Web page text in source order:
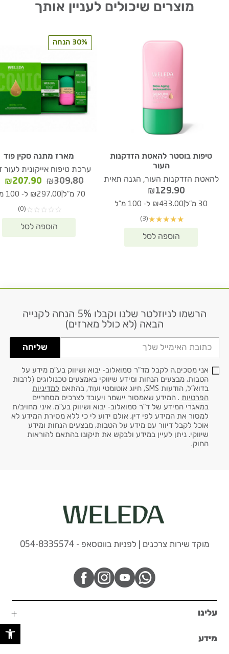
מוצרים שיכולים לעניין אותך
טיפות בוסטר להאטת הזדקנות
העור
להאטת הזדקנות העור, הגנה תאית
₪129.90
30 מ"ל ₪433.00 ל- 100 מ"ל
★
★
★
★
★
(3)
30% הנחה
מארז מתנה סקין פוד
ערכת טיפוח אייקונית לעור
₪309.80
המחיר
המקורי
₪309.80.
₪207.90
70 מ"ל ₪297.00 ל- 100 מ"ל
☆
☆
☆
☆
☆
(0)
הרשמו לניוזלטר שלנו וקבלו 5% הנחה לקנייה
הבאה (לא כולל מארזים)
דוא׳׳ל
שליחה
אני מסכים.ה לקבל מד"ר סמואלוב- יבוא ושיווק בע"מ מידע על
הטבות, מבצעים הנחות ומידע שיווקי באמצעים טכנולוגים (לרבות
בדוא"ל, הודעות SMS, חיוג אוטומטי ועוד, בהתאם
למדיניות
הפרטיות . המידע שאמסור יישמר ויעובד לצרכים מסחריים
במאגרי המידע של ד"ר סמואלוב- יבוא ושיווק בע"מ. איני מחויב/ת
למסור את המידע לפי דין, אולם ידוע לי כי ללא מסירת המידע לא
אוכל לקבל דיוור עם מידע על הטבות, מבצעים הנחות ומידע
שיווקי. ניתן לעיין במידע ולבקש את תיקונו בהתאם להוראות
החוק.
מוקד שירות צרכנים | לפניות בווטסאפ - 054-8335574
עלינו
מידע